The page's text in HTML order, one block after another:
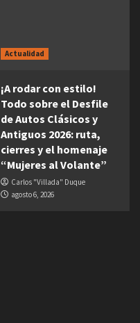
Actualidad
¡A rodar con estilo!
Todo sobre el Desfile
de Autos Clásicos y
Antiguos 2026: ruta,
cierres y el homenaje
“Mujeres al Volante”
Carlos "Villada" Duque
agosto 6, 2026